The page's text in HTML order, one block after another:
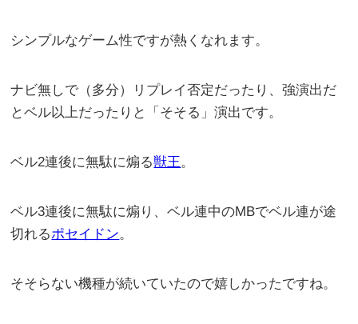
シンプルなゲーム性ですが熱くなれます。
ナビ無しで（多分）リプレイ否定だったり、強演出だ
とベル以上だったりと「そそる」演出です。
ベル2連後に無駄に煽る獣王。
ベル3連後に無駄に煽り、ベル連中のMBでベル連が途
切れるポセイドン。
そそらない機種が続いていたので嬉しかったですね。